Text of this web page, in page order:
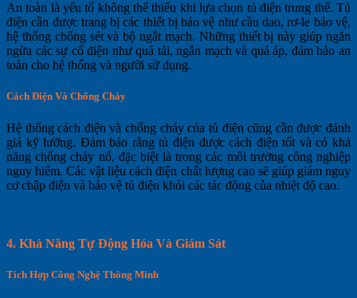
An toàn là yếu tố không thể thiếu khi lựa chọn tủ điện trung thế. Tủ
điện cần được trang bị các thiết bị bảo vệ như cầu dao, rơ-le bảo vệ,
hệ thống chống sét và bộ ngắt mạch. Những thiết bị này giúp ngăn
ngừa các sự cố điện như quá tải, ngắn mạch và quá áp, đảm bảo an
toàn cho hệ thống và người sử dụng.
Cách Điện Và Chống Cháy
Hệ thống cách điện và chống cháy của tủ điện cũng cần được đánh
giá kỹ lưỡng. Đảm bảo rằng tủ điện được cách điện tốt và có khả
năng chống cháy nổ, đặc biệt là trong các môi trường công nghiệp
nguy hiểm. Các vật liệu cách điện chất lượng cao sẽ giúp giảm nguy
cơ chập điện và bảo vệ tủ điện khỏi các tác động của nhiệt độ cao.
4. Khả Năng Tự Động Hóa Và Giám Sát
Tích Hợp Công Nghệ Thông Minh